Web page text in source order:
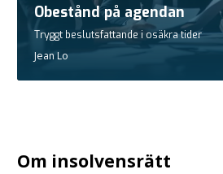
Obestånd på agendan
Tryggt beslutsfattande i osäkra tider
Jean Lo
Om insolvensrätt